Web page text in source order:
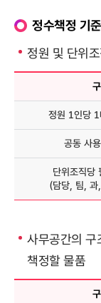
정수책정 기준
정원 및 단위
정원 1인당
공동 사
단위조직당
(담당, 팀, 과
사무공간의 구
책정할 물품